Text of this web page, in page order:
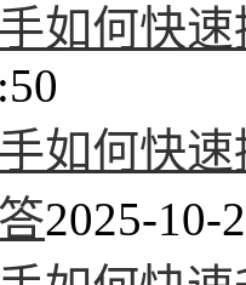
如何快
如何快
2025-10-